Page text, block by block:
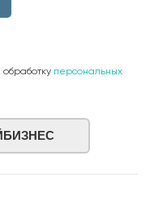
персональных